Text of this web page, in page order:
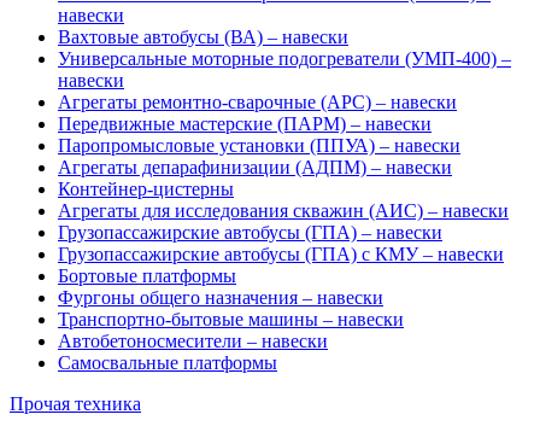
навески
Вахтовые автобусы (ВА) – навески
Универсальные моторные подогреватели (УМП-400) –
навески
Агрегаты ремонтно-сварочные (АРС) – навески
Передвижные мастерские (ПАРМ) – навески
Паропромысловые установки (ППУА) – навески
Агрегаты депарафинизации (АДПМ) – навески
Контейнер-цистерны
Агрегаты для исследования скважин (АИС) – навески
Грузопассажирские автобусы (ГПА) – навески
Грузопассажирские автобусы (ГПА) с КМУ – навески
Бортовые платформы
Фургоны общего назначения – навески
Транспортно-бытовые машины – навески
Автобетоносмесители – навески
Самосвальные платформы
Прочая техника